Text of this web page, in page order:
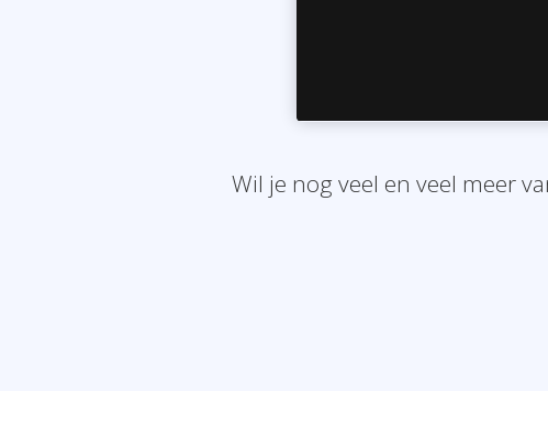
Wil je nog veel en veel meer